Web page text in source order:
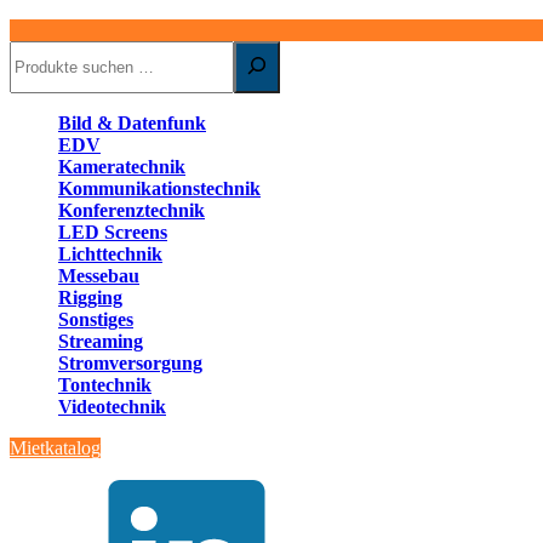
Bild & Datenfunk
EDV
Kameratechnik
Kommunikationstechnik
Konferenztechnik
LED Screens
Lichttechnik
Messebau
Rigging
Sonstiges
Streaming
Stromversorgung
Tontechnik
Videotechnik
Mietkatalog